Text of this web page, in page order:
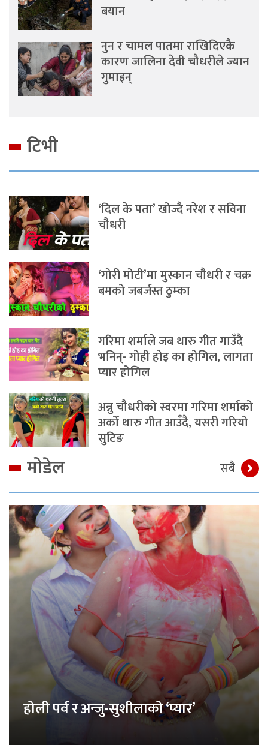
बयान
नुन र चामल पातमा राखिदिएकै
कारण जालिना देवी चौधरीले ज्यान
गुमाइन्
टिभी
‘दिल के पता’ खोज्दै नरेश र सविना
चौधरी
‘गोरी मोटी’मा मुस्कान चौधरी र चक्र
बमको जबर्जस्त ठुम्का
गरिमा शर्माले जब थारु गीत गाउँदै
भनिन्- गोही होइ का होगिल, लागता
प्यार होगिल
अन्नु चौधरीको स्वरमा गरिमा शर्माको
अर्को थारु गीत आउँदै, यसरी गरियो
सुटिङ
मोडेल सबै
होली पर्व र अन्जु-सुशीलाको ‘प्यार’